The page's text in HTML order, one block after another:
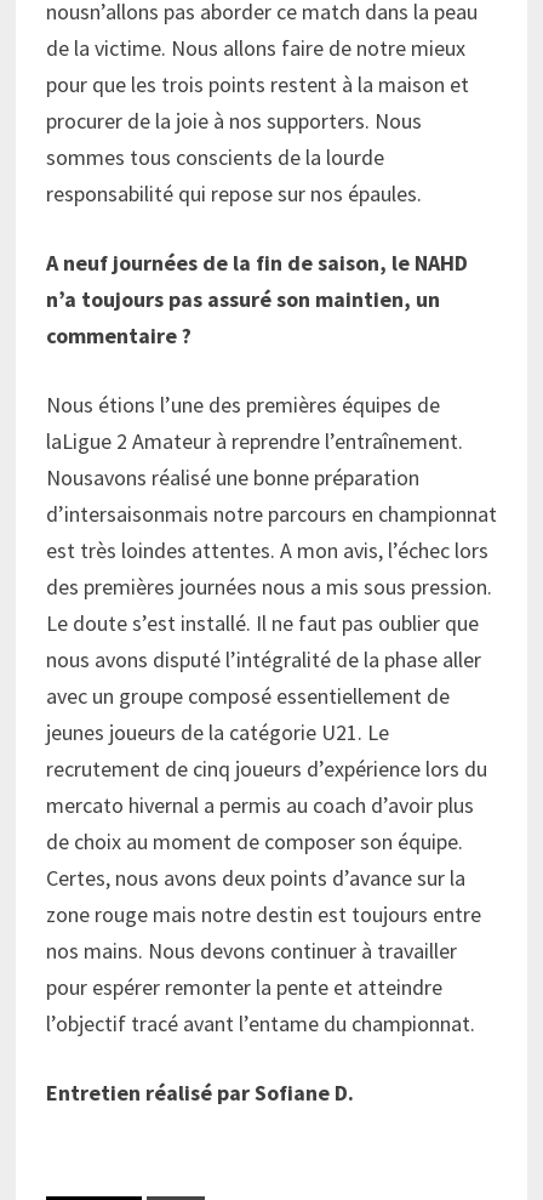
nousn’allons pas aborder ce match dans la peau
de la victime. Nous allons faire de notre mieux
pour que les trois points restent à la maison et
procurer de la joie à nos supporters. Nous
sommes tous conscients de la lourde
responsabilité qui repose sur nos épaules.
A neuf journées de la fin de saison, le NAHD
n’a toujours pas assuré son maintien, un
commentaire ?
Nous étions l’une des premières équipes de
laLigue 2 Amateur à reprendre l’entraînement.
Nousavons réalisé une bonne préparation
d’intersaisonmais notre parcours en championnat
est très loindes attentes. A mon avis, l’échec lors
des premières journées nous a mis sous pression.
Le doute s’est installé. Il ne faut pas oublier que
nous avons disputé l’intégralité de la phase aller
avec un groupe composé essentiellement de
jeunes joueurs de la catégorie U21. Le
recrutement de cinq joueurs d’expérience lors du
mercato hivernal a permis au coach d’avoir plus
de choix au moment de composer son équipe.
Certes, nous avons deux points d’avance sur la
zone rouge mais notre destin est toujours entre
nos mains. Nous devons continuer à travailler
pour espérer remonter la pente et atteindre
l’objectif tracé avant l’entame du championnat.
Entretien réalisé par Sofiane D.